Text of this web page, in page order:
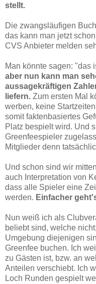
stellt.
Die zwangsläufigen
das kann man jetzt
CVS Anbieter melden
Man könnte sagen: "das
aber nun kann man
aussagekräftigen
liefern. Zum ersten Mal
werben, keine
somit faktenbasiertes
Platz bespielt wird. Und
Greenfeespieler
Mitglieder denn
Und schon sind wir
auch Interpretation von
dass alle Spieler eine
werden. Einfacher
Nun weiß ich als
beliebt sind, welche
Umgebung diejenigen
Greenfee buchen. Ich
zu Gästen ist, bzw. an
Anteilen verschiebt. Ich
Loch Runden gespielt